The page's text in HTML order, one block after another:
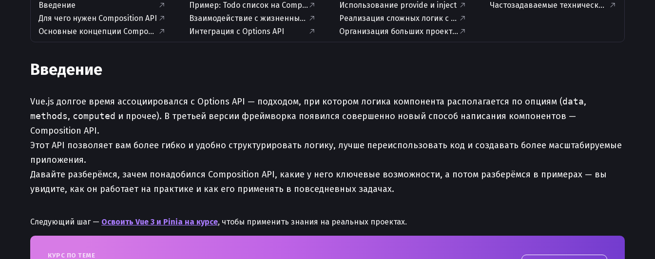
Введение
Для чего нужен Composition API
Основные концепции Composition API
Пример: Todo список на Composition API
Взаимодействие с жизненным циклом компонента
Интеграция с Options API
Использование provide и inject
Реализация сложных логик с помощью composables
Организация больших проектов с помощью Composition API
Частозадаваемые технические вопросы
Введение
Vue.js долгое время ассоциировался с Options API — подходом, при котором логика компонента располагается по опциям (data,
methods, computed и прочее). В третьей версии фреймворка появился совершенно новый способ написания компонентов —
Composition API.
Этот API позволяет вам более гибко и удобно структурировать логику, лучше переиспользовать код и создавать более масштабируемые
приложения.
Давайте разберёмся, зачем понадобился Composition API, какие у него ключевые возможности, а потом разберёмся в примерах — вы
увидите, как он работает на практике и как его применять в повседневных задачах.
Следующий шаг — Освоить Vue 3 и Pinia на курсе, чтобы применить знания на реальных проектах.
КУРС ПО ТЕМЕ